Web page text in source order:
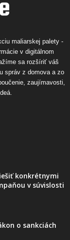
maliarskej palety -
v digitálnom
sa rozšíriť váš
správ z domova a zo
zaujímavosti,
konkrétnymi
v súvislosti
o sankciách